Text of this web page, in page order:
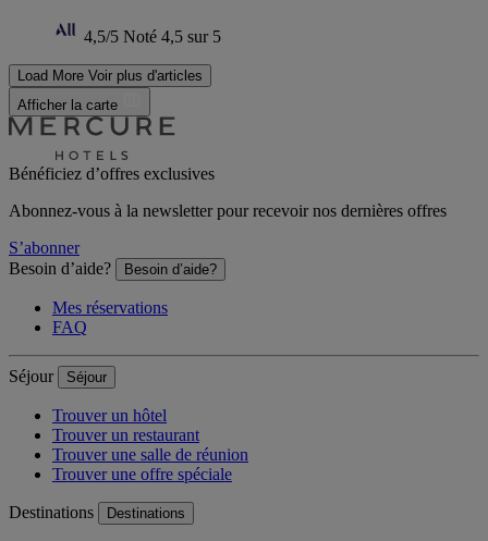
4,5/5 Noté 4,5 sur 5
Load More Voir plus d'articles
Afficher la carte
Bénéficiez d’offres exclusives
Abonnez-vous à la newsletter pour recevoir nos dernières offres
S’abonner
Besoin d’aide?
Besoin d’aide?
Mes réservations
FAQ
Séjour Séjour
Trouver un hôtel
Trouver un restaurant
Trouver une salle de réunion
Trouver une offre spéciale
Destinations Destinations